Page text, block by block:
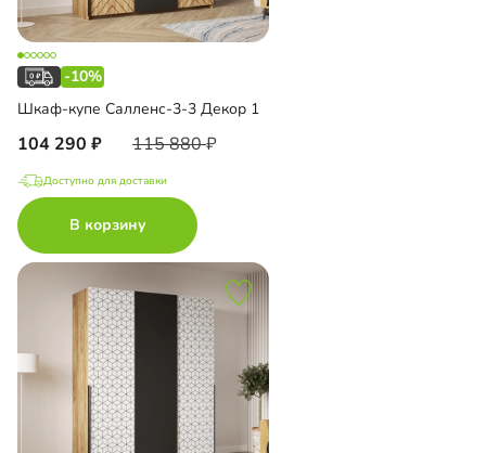
-10%
Шкаф-купе Салленс-3-3 Декор 1
104 290 115 880
Доступно для доставки
В корзину